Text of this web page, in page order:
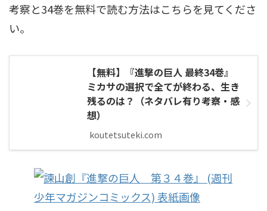
考察と34巻を無料で読む方法はこちらを見てくださ
い。
【無料】『進撃の巨人 最終34巻』
ミカサの選択で全てが終わる、生き
残るのは？（ネタバレ有り考察・感
想）
koutetsuteki.com